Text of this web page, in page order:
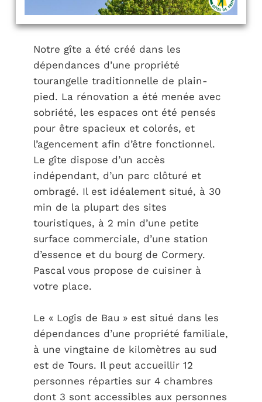
Notre gîte a été créé dans les
dépendances d’une propriété
tourangelle traditionnelle de plain-
pied. La rénovation a été menée avec
sobriété, les espaces ont été pensés
pour être spacieux et colorés, et
l’agencement afin d’être fonctionnel.
Le gîte dispose d’un accès
indépendant, d’un parc clôturé et
ombragé. Il est idéalement situé, à 30
min de la plupart des sites
touristiques, à 2 min d’une petite
surface commerciale, d’une station
d’essence et du bourg de Cormery.
Pascal vous propose de cuisiner à
votre place.
Le « Logis de Bau » est situé dans les
dépendances d’une propriété familiale,
à une vingtaine de kilomètres au sud
est de Tours. Il peut accueillir 12
personnes réparties sur 4 chambres
dont 3 sont accessibles aux personnes